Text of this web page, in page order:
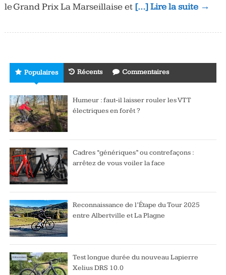
le Grand Prix La Marseillaise et […] Lire la suite →
Populaires Récents Commentaires
Humeur : faut-il laisser rouler les VTT
électriques en forêt ?
Cadres “génériques” ou contrefaçons :
arrêtez de vous voiler la face
Reconnaissance de l’Étape du Tour 2025
entre Albertville et La Plagne
Test longue durée du nouveau Lapierre
Xelius DRS 10.0